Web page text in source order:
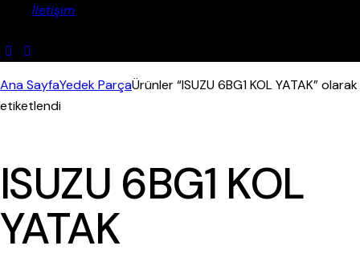
İletişim
Ana SayfaYedek ParçaÜrünler “ISUZU 6BG1 KOL YATAK” olarak
etiketlendi
ISUZU 6BG1 KOL
YATAK